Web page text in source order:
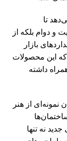
تا
و دوام بلکه از
بازار
این محصولات
داشته
نمونه‌ای از هنر
نه تنها